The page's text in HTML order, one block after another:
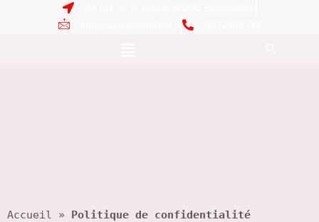
Accueil » Politique de confidentialité